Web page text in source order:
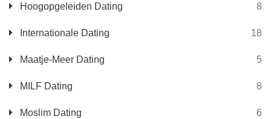
Hoogopgeleiden Dating 8
Internationale Dating 18
Maatje-Meer Dating 5
MILF Dating 8
Moslim Dating 6